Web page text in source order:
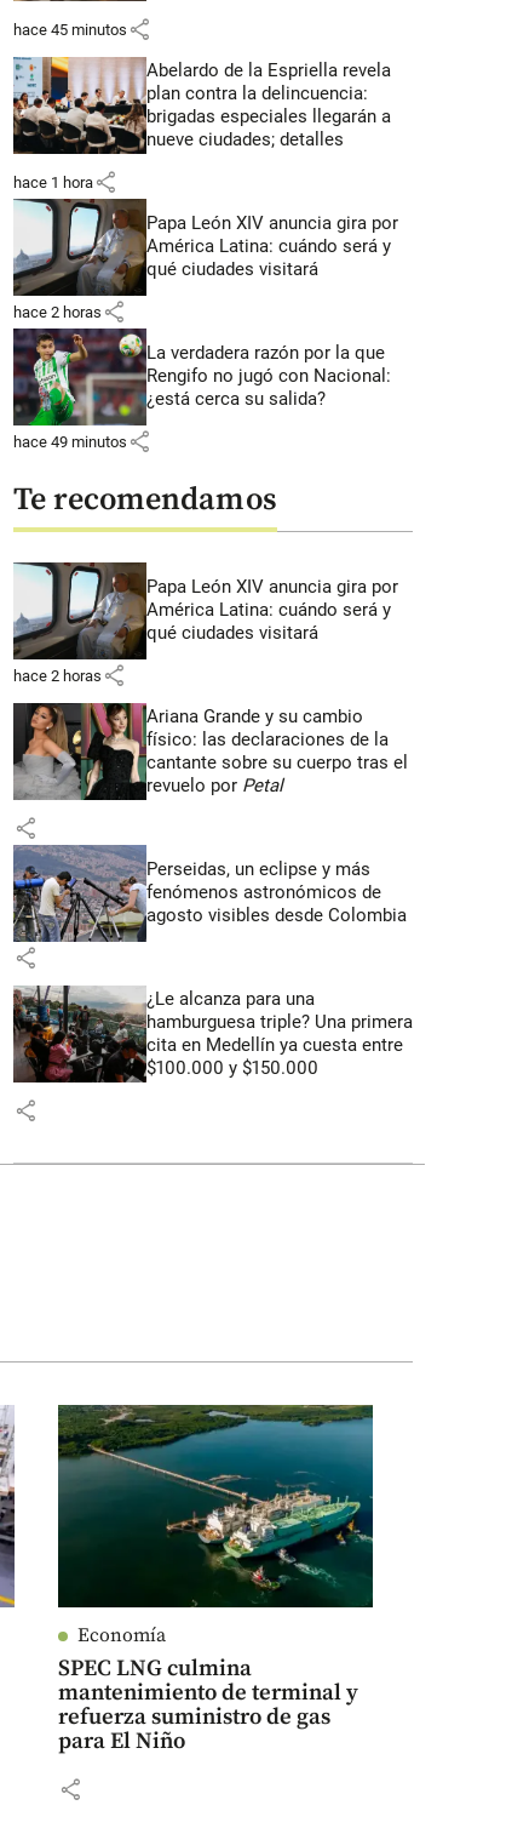
hace 45 minutos share
Abelardo de la Espriella revela
plan contra la delincuencia:
brigadas especiales llegarán a
nueve ciudades; detalles
hace 1 hora share
Papa León XIV anuncia gira por
América Latina: cuándo será y
qué ciudades visitará
hace 2 horas share
La verdadera razón por la que
Rengifo no jugó con Nacional:
¿está cerca su salida?
hace 49 minutos share
Te recomendamos
Papa León XIV anuncia gira por
América Latina: cuándo será y
qué ciudades visitará
hace 2 horas share
Ariana Grande y su cambio
físico: las declaraciones de la
cantante sobre su cuerpo tras el
revuelo por Petal
share
Perseidas, un eclipse y más
fenómenos astronómicos de
agosto visibles desde Colombia
share
¿Le alcanza para una
hamburguesa triple? Una primera
cita en Medellín ya cuesta entre
$100.000 y $150.000
share
Economía
SPEC LNG culmina
mantenimiento de terminal y
refuerza suministro de gas
para El Niño
share